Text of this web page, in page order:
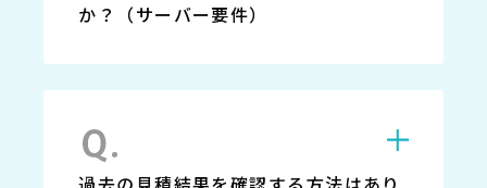
か？（サーバー要件）